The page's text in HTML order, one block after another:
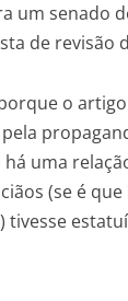
um senado
de revisão
o
uma
(se é
tivesse